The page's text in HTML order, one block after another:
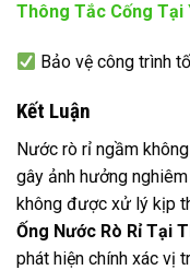
Thông Tắc Cống Tại
Bảo vệ công trình
Kết Luận
Nước rò rỉ ngầm
gây ảnh hưởng
không được xử lý kịp
Ống Nước Rò Rỉ Tại
phát hiện chính xác vị